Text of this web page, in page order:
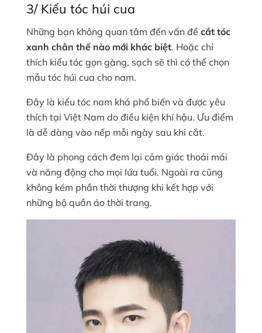
3/ Kiểu tóc húi cua
Những bạn không quan tâm đến vấn đề cắt tóc
xanh chân thế nào mới khác biệt. Hoặc chỉ
thích kiểu tóc gọn gàng, sạch sẽ thì có thể chọn
mẫu tóc húi cua cho nam.
Đây là kiểu tóc nam khá phổ biến và được yêu
thích tại Việt Nam do điều kiện khí hậu. Ưu điểm
là dễ dàng vào nếp mỗi ngày sau khi cắt.
Đây là phong cách đem lại cảm giác thoải mái
và năng động cho mọi lứa tuổi. Ngoài ra cũng
không kém phần thời thượng khi kết hợp với
những bộ quần áo thời trang.